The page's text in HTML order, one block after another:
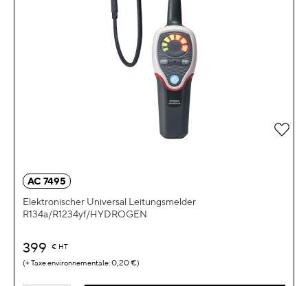
AC 7495
Elektronischer Universal Leitungsmelder
R134a/R1234yf/HYDROGEN
399 € HT
0,20 €
Zur